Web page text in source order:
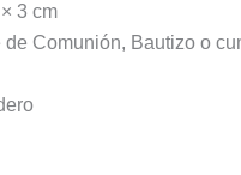
3 cm
Comunión, Bautizo o